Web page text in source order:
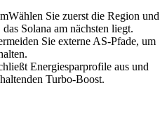
Wählen Sie zuerst die Region und
Solana am nächsten liegt.
Sie externe AS-Pfade, um
Energiesparprofile aus und
Turbo-Boost.